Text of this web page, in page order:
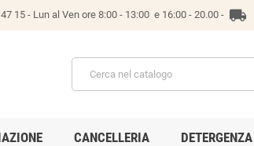
15 - Lun al Ven ore 8:00 - 13:00 e 16:00 - 20.00 - local_shipping
CANCELLERIA DETERGENZA